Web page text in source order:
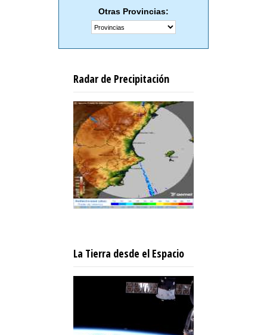
Otras Provincias:
Radar de Precipitación
La Tierra desde el Espacio